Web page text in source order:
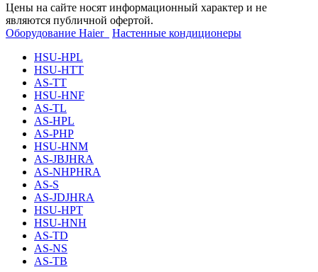
Цены на сайте носят информационный характер и не
являются публичной офертой.
Оборудование Haier
Настенные кондиционеры
HSU-HPL
HSU-HTT
AS-TT
HSU-HNF
AS-TL
AS-HPL
AS-PHP
HSU-HNM
AS-JBJHRA
AS-NHPHRA
AS-S
AS-JDJHRA
HSU-HPT
HSU-HNH
AS-TD
AS-NS
AS-TB